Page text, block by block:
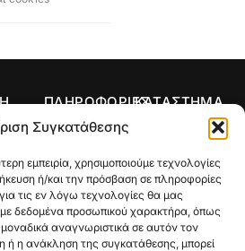
Συγκατάθεσης
εμπειρία, χρησιμοποιούμε τεχνολογίες
ή/και την πρόσβαση σε πληροφορίες
τις εν λόγω τεχνολογίες θα μας
δεδομένα προσωπικού χαρακτήρα, όπως
αναγνωριστικά σε αυτόν τον
ή η ανάκληση της συγκατάθεσης, μπορεί
ΠΛΗΡΟΦΟΡΙΕΣ
Όροι Χρήσης
Πληρωμής
Τρόποι
Αποστολής
Πολιτική
ΚΑΤΑΣΤΗΜΑ
Σκουλαρίκια
Σταυροί
Βραχιόλια